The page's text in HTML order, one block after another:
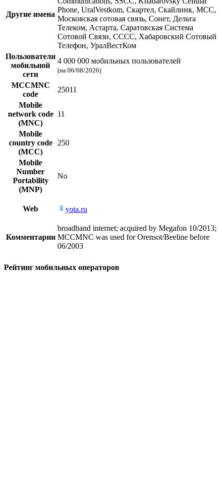
Другие имена
Phone, UralVestkom, Скартел, Скайлинк, МСС,
Московская сотовая связь, Сонет, Дельта
Телеком, Астарта, Саратовская Система
Сотовой Связи, СССС, Хабаровский Сотовый
Телефон, УралВестКом
Пользователи
мобильной
сети
4 000 000 мобильных пользователей
(на 06/08/2026)
MCCMNC
code
25011
Mobile
network code
(MNC)
11
Mobile
country code
(MCC)
250
Mobile
Number
Portability
(MNP)
No
Web yota.ru
Комментарии
broadband internet; acquired by Megafon 10/2013;
MCCMNC was used for Orensot/Beeline before
06/2003
Рейтинг мобильных операторов